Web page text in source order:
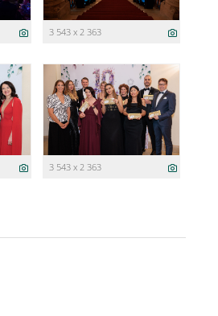
3 543 x 2 363
3 543 x 2 363